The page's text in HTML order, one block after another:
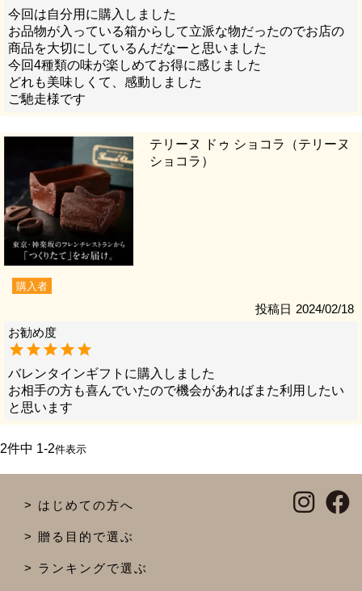
今回は自分用に購入しました
お品物が入っている箱からして立派な物だったのでお店の
商品を大切にしているんだなーと思いました
今回4種類の味が楽しめてお得に感じました
どれも美味しくて、感動しました
ご馳走様です
テリーヌ ドゥ ショコラ（テリーヌ
ショコラ）
購入者
投稿日 2024/02/18
バレンタインギフトに購入しました
お相手の方も喜んでいたので機会があればまた利用したい
と思います
2件中 1-2件表示
はじめての方へ
贈る目的で選ぶ
ランキングで選ぶ